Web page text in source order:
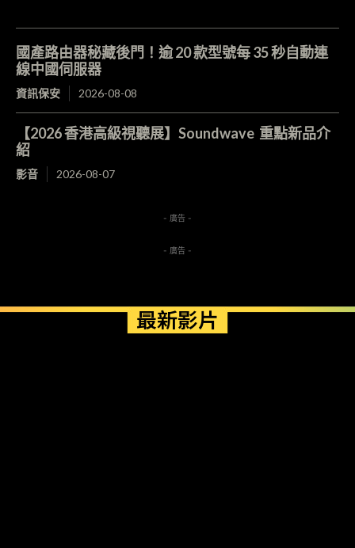
國產路由器秘藏後門！逾 20 款型號每 35 秒自動連
線中國伺服器
資訊保安 2026-08-08
【2026 香港高級視聽展】Soundwave 重點新品介
紹
影音 2026-08-07
- 廣告 -
- 廣告 -
最新影片